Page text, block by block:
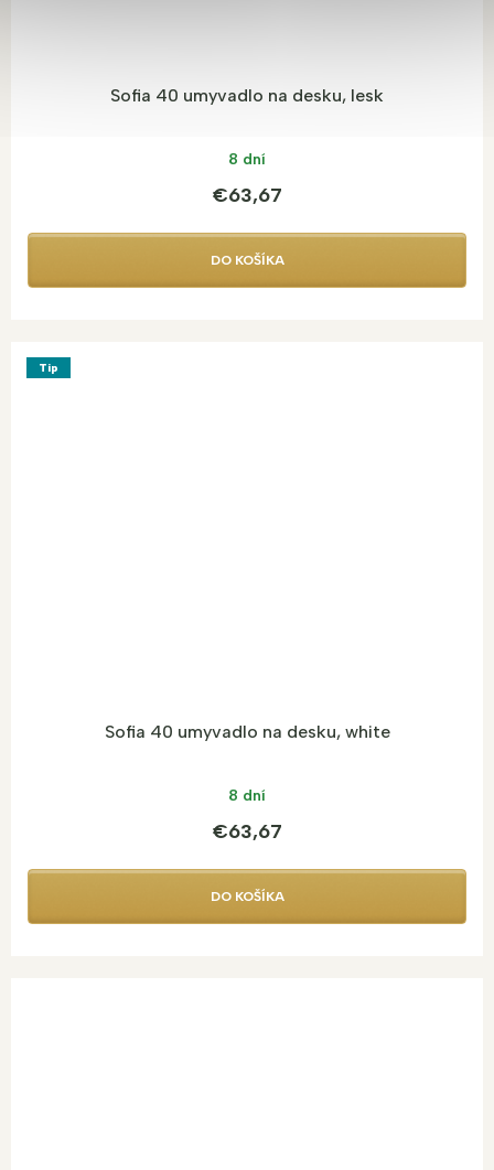
Sofia 40 umyvadlo na desku, lesk
8 dní
€63,67
DO KOŠÍKA
Tip
Sofia 40 umyvadlo na desku, white
8 dní
€63,67
DO KOŠÍKA